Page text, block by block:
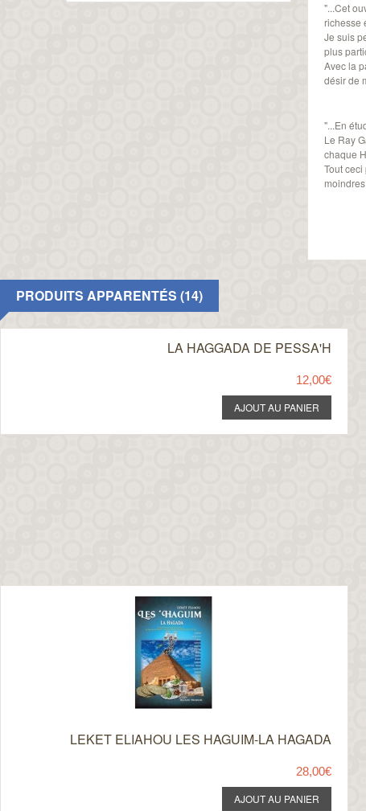
"...Cet
richesse
Je suis
plus
Avec la
désir de
"...En
Le Ray
chaque
Tout
PRODUITS APPARENTÉS (14)
LA HAGGADA DE PESSA'H
12,00€
LEKET ELIAHOU LES HAGUIM-LA HAGADA
28,00€